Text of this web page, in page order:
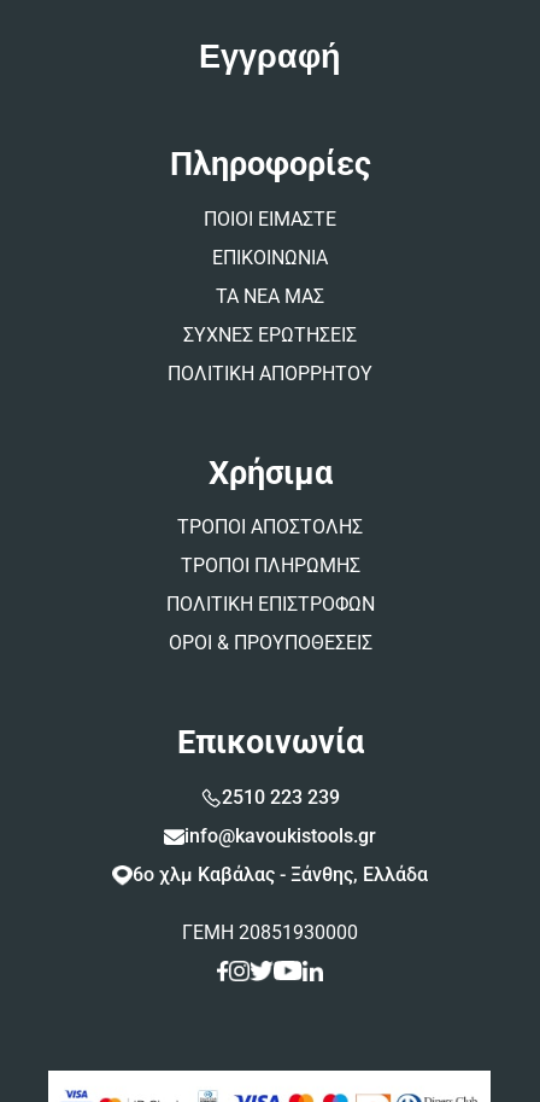
Πληροφορίες
ΠΟΙΟΙ ΕΙΜΑΣΤΕ
ΕΠΙΚΟΙΝΩΝΙΑ
ΤΑ ΝΕΑ ΜΑΣ
ΣΥΧΝΕΣ ΕΡΩΤΗΣΕΙΣ
ΠΟΛΙΤΙΚΗ ΑΠΟΡΡΗΤΟΥ
Χρήσιμα
ΤΡΟΠΟΙ ΑΠΟΣΤΟΛΗΣ
ΤΡΟΠΟΙ ΠΛΗΡΩΜΗΣ
ΠΟΛΙΤΙΚΗ ΕΠΙΣΤΡΟΦΩΝ
ΟΡΟΙ & ΠΡΟΥΠΟΘΕΣΕΙΣ
Επικοινωνία
2510 223 239
info@kavoukistools.gr
6ο χλμ Καβάλας - Ξάνθης, Ελλάδα
ΓΕΜΗ 20851930000